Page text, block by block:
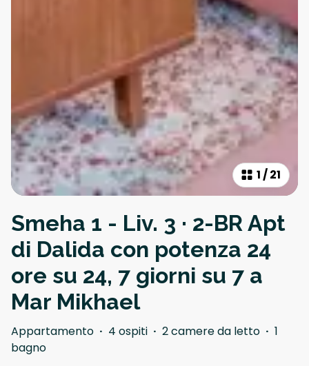
1 /21
Smeha 1 - Liv. 3 · 2-BR Apt
di Dalida con potenza 24
ore su 24, 7 giorni su 7 a
Mar Mikhael
Appartamento · 4 ospiti · 2 camere da letto · 1
bagno